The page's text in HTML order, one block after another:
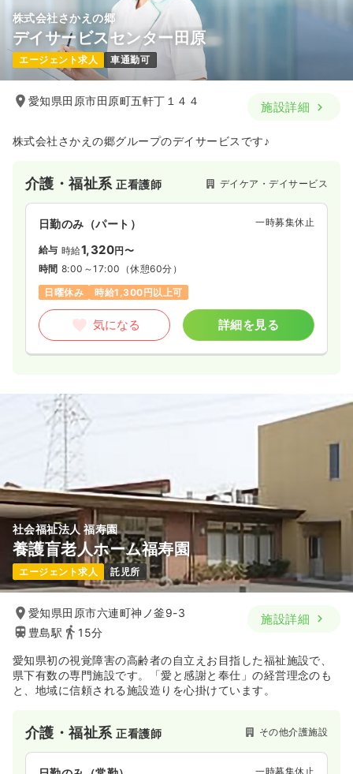
株式会社さかえの郷
デイサービスセンター田原
エージェント求人 車通勤可
愛知県田原市田原町五軒丁１４４ 施設詳細
株式会社さかえの郷グループのデイサービスです♪
介護・福祉系正看護師 デイケア・デイサービス
日勤のみ（パート） 一時募集休止
給与 時給1,320円〜
時間 8:00～17:00 （休憩60分）
日曜休み
時給1,300円以上可
気になる 詳細を見る
社会福祉法人 福寿園
養護盲老人ホーム福寿園
エージェント求人 託児所
愛知県田原市六連町神ノ釜9-3
豊島駅
15分
施設詳細
愛知県初の視覚障害の高齢者の自立えお目指した福祉施設で、
県下有数の専門施設です。「愛と感謝と奉仕」の経営理念のも
と、地域に信頼される施設造りを心掛けています。
介護・福祉系正看護師 その他介護施設
一時募集休止